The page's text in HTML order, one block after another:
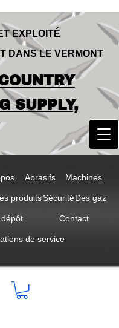
& OPERATED IN
COUNTRY
SUPPLY,
EXPLOITÉ
DANS LE VERMONT
SUPPLY,
Abrasifs Machines
produitsSécuritéDes gaz
Contact
de service